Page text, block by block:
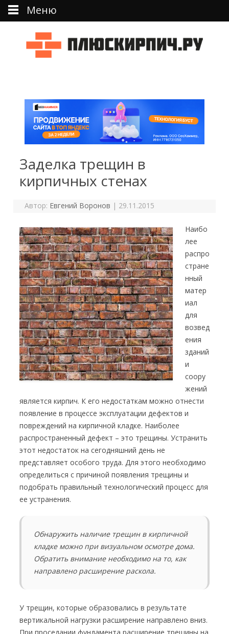
Заделка трещин в
кирпичных стенах
Автор: Евгений Воронов | 29.11.2015
Наибо
лее
распро
стране
нный
матер
иал
для
возвед
ения
зданий
и
соору
жений
является кирпич. К его недостаткам можно отнести
появление в процессе эксплуатации дефектов и
повреждений на кирпичной кладке. Наиболее
распространенный дефект – это трещины. Устранить
этот недостаток на сегодняшний день не
представляет особого труда. Для этого необходимо
определиться с причиной появления трещины и
подобрать правильный технологический процесс для
ее устранения.
Обнаружить наличие трещин в кирпичной
кладке можно при визуальном осмотре дома.
Обратить внимание необходимо на то, как
направлено расширение раскола.
У трещин, которые образовались в результате
вертикальной нагрузки расширение направлено вниз.
Меню